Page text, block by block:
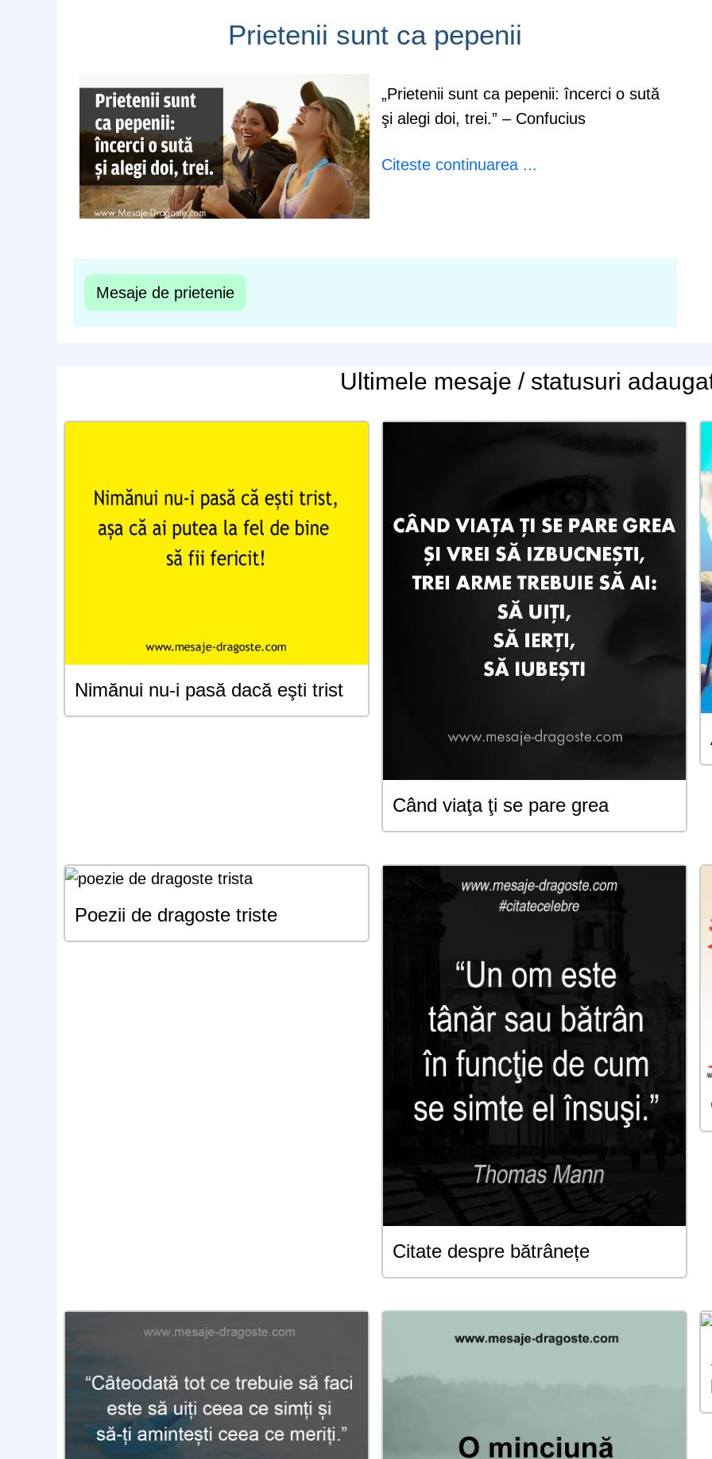
Prietenii sunt ca pepenii
„Prietenii sunt ca pepenii: încerci o sută
şi alegi doi, trei.” – Confucius
Citeste continuarea ...
Mesaje de prietenie
Ultimele mesaje / statusuri
Nimănui nu-i pasă dacă eşti trist
Când viaţa ţi se pare grea
Poezii de dragoste triste
Citate despre bătrânețe